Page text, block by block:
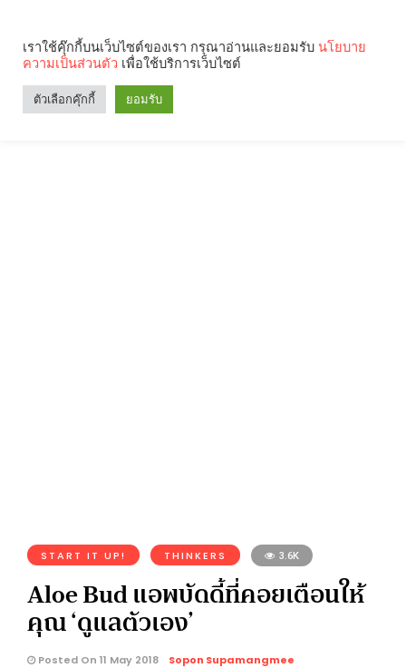
START IT UP! THINKERS 3.6K
Aloe Bud แอพบัดดี้ที่คอยเตือนให้
คุณ ‘ดูแลตัวเอง’
Posted On 11 May 2018 Sopon Supamangmee
เราใช้คุ๊กกี้บนเว็บไซต์ของเรา กรุณาอ่านและยอมรับ นโยบาย
ความเป็นส่วนตัว เพื่อใช้บริการเว็บไซต์
ตัวเลือกคุ๊กกี้ ยอมรับ